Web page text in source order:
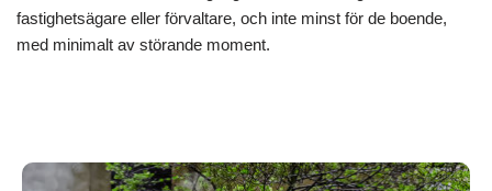
fastighetsägare eller förvaltare, och inte minst för de boende,
med minimalt av störande moment.